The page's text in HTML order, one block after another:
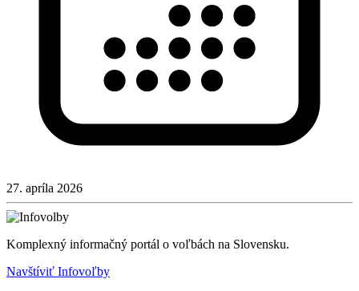
27. apríla 2026
Komplexný informačný portál o voľbách na Slovensku.
Navštíviť Infovoľby